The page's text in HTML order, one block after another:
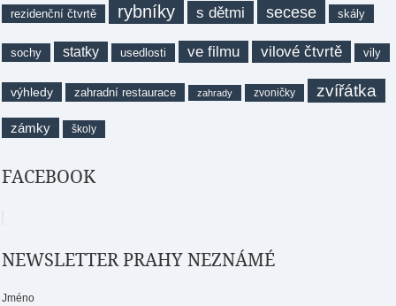
rezidenční čtvrtě rybníky s dětmi secese skály
sochy statky usedlosti ve filmu vilové čtvrtě vily
výhledy zahradní restaurace zahrady zvoničky zvířátka
zámky školy
FACEBOOK
NEWSLETTER PRAHY NEZNÁMÉ
Jméno